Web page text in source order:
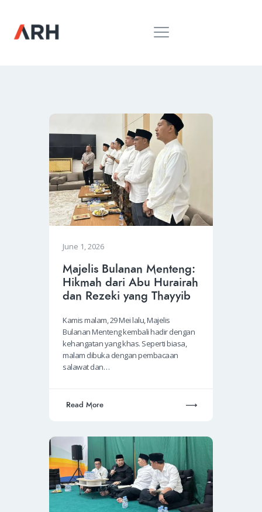
MUH. ARIEF ROSYID
RILIS MEDIA
BUKU
PIDATO
KEBUDAYAAN
KENALAN
June 1, 2026
Majelis Bulanan Menteng:
Hikmah dari Abu Hurairah
dan Rezeki yang Thayyib
Kamis malam, 29 Mei lalu, Majelis
Bulanan Menteng kembali hadir dengan
kehangatan yang khas. Seperti biasa,
malam dibuka dengan pembacaan
salawat dan…
Read More